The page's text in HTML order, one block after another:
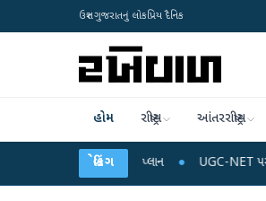
ઉત્તર ગુજરાતનું લોકપ્રિય દૈનિક
હોમ રાષ્ટ્રીય આંતરરાષ્ટ્રીય
બ્રેકિંગ
અને ડેટા પ્લાન UGC-NET પરીક્ષા લીકના